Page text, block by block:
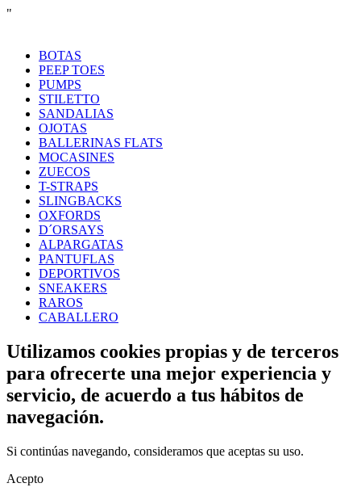
"
BOTAS
PEEP TOES
PUMPS
STILETTO
SANDALIAS
OJOTAS
BALLERINAS FLATS
MOCASINES
ZUECOS
T-STRAPS
SLINGBACKS
OXFORDS
D´ORSAYS
ALPARGATAS
PANTUFLAS
DEPORTIVOS
SNEAKERS
RAROS
CABALLERO
Utilizamos cookies propias y de terceros
para ofrecerte una mejor experiencia y
servicio, de acuerdo a tus hábitos de
navegación.
Si continúas navegando, consideramos que aceptas su uso.
Acepto